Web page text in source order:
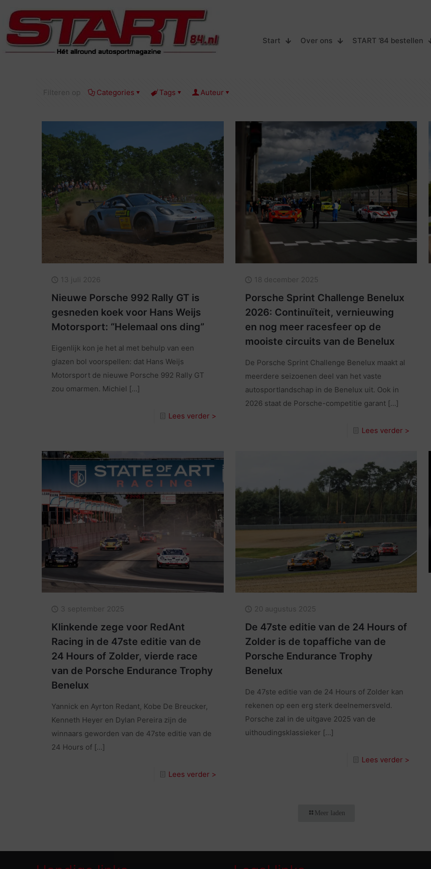
Start Over ons START ’84 bestellen
Filteren op Categories Tags Auteur
13 juli 2026
Nieuwe Porsche 992 Rally GT is
gesneden koek voor Hans Weijs
Motorsport: “Helemaal ons ding”
Eigenlijk kon je het al met behulp van een
glazen bol voorspellen: dat Hans Weijs
Motorsport de nieuwe Porsche 992 Rally GT
zou omarmen. Michiel […]
Lees verder >
18 december 2025
Porsche Sprint Challenge Benelux
2026: Continuïteit, vernieuwing
en nog meer racesfeer op de
mooiste circuits van de Benelux
De Porsche Sprint Challenge Benelux maakt al
meerdere seizoenen deel van het vaste
autosportlandschap in de Benelux uit. Ook in
2026 staat de Porsche-competitie garant[…]
Lees verder >
3 september 2025
Klinkende zege voor RedAnt
Racing in de 47ste editie van de
24 Hours of Zolder, vierde race
van de Porsche Endurance Trophy
Benelux
Yannick en Ayrton Redant, Kobe De Breucker,
Kenneth Heyer en Dylan Pereira zijn de
winnaars geworden van de 47ste editie van de
24 Hours of[…]
Lees verder >
20 augustus 2025
De 47ste editie van de 24 Hours of
Zolder is de topaffiche van de
Porsche Endurance Trophy
Benelux
De 47ste editie van de 24 Hours of Zolder kan
rekenen op een erg sterk deelnemersveld.
Porsche zal in de uitgave 2025 van de
uithoudingsklassieker […]
Lees verder >
Meer laden